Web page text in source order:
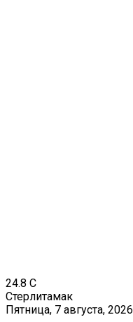
24.8 C
Стерлитамак
Пятница, 7 августа, 2026